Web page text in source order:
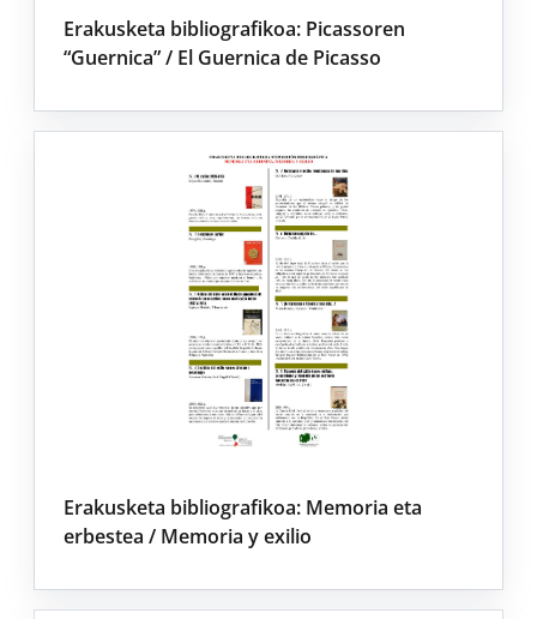
Erakusketa bibliografikoa: Picassoren
“Guernica” / El Guernica de Picasso
Erakusketa bibliografikoa: Memoria eta
erbestea / Memoria y exilio